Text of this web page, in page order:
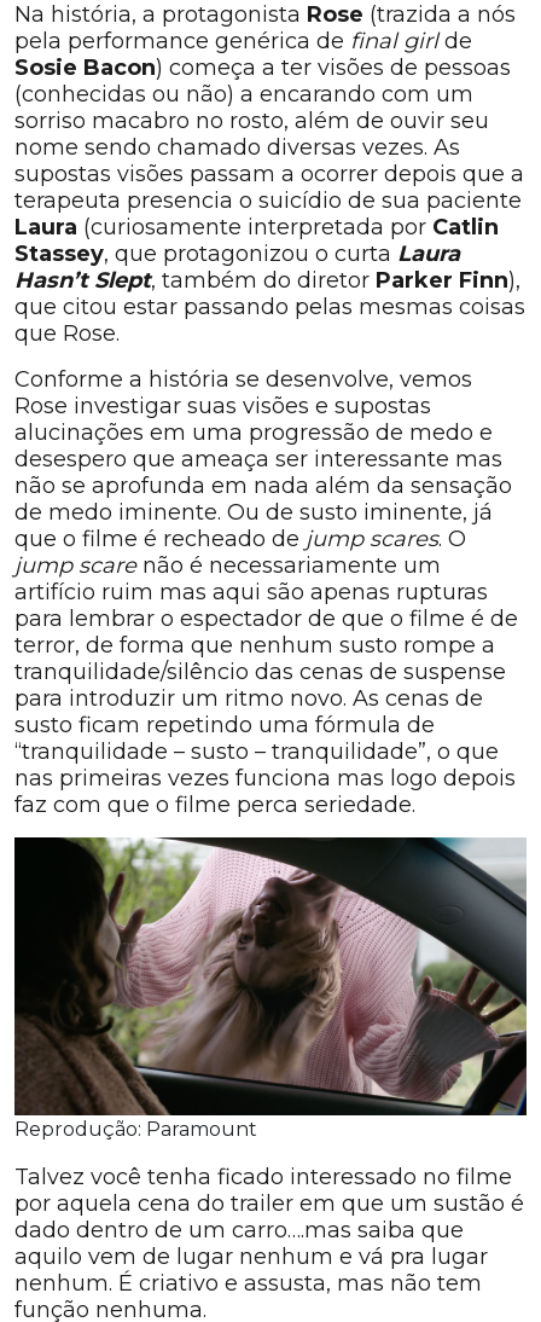
Na história, a protagonista Rose (trazida a nós
pela performance genérica de final girlde
Sosie Bacon) começa a ter visões de pessoas
(conhecidas ou não) a encarando com um
sorriso macabro no rosto, além de ouvir seu
nome sendo chamado diversas vezes. As
supostas visões passam a ocorrer depois que a
terapeuta presencia o suicídio de sua paciente
Laura (curiosamente interpretada por Catlin
Stassey, que protagonizou o curta Laura
Hasn’t Slept, também do diretor Parker Finn),
que citou estar passando pelas mesmas coisas
que Rose.
Conforme a história se desenvolve, vemos
Rose investigar suas visões e supostas
alucinações em uma progressão de medo e
desespero que ameaça ser interessante mas
não se aprofunda em nada além da sensação
de medo iminente. Ou de susto iminente, já
que o filme é recheado de jump scares. O
jump scarenão é necessariamente um
artifício ruim mas aqui são apenas rupturas
para lembrar o espectador de que o filme é de
terror, de forma que nenhum susto rompe a
tranquilidade/silêncio das cenas de suspense
para introduzir um ritmo novo. As cenas de
susto ficam repetindo uma fórmula de
“tranquilidade – susto – tranquilidade”, o que
nas primeiras vezes funciona mas logo depois
faz com que o filme perca seriedade.
Reprodução: Paramount
Talvez você tenha ficado interessado no filme
por aquela cena do trailer em que um sustão é
dado dentro de um carro….mas saiba que
aquilo vem de lugar nenhum e vá pra lugar
nenhum. É criativo e assusta, mas não tem
função nenhuma.